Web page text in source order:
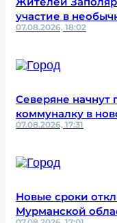
участие в
07.08.2026, 18:02
Северяне начнут
коммуналку в
07.08.2026, 17:31
Новые сроки
Мурманской